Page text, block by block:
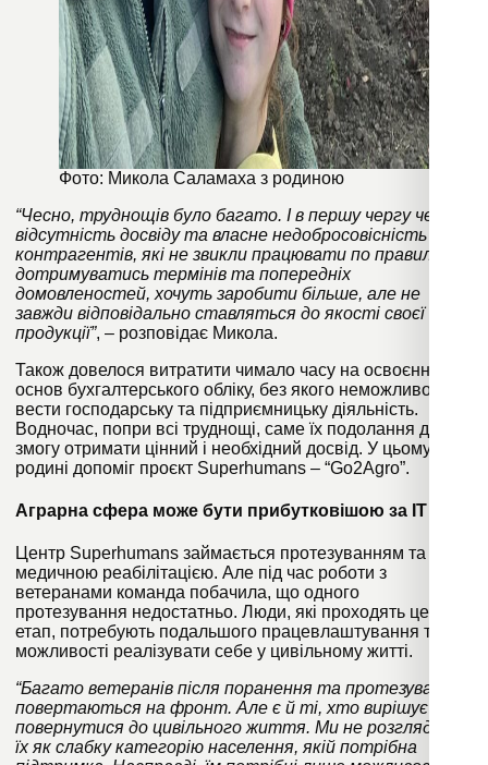
Фото: Микола Саламаха з родиною
“Чесно, труднощів було багато. І в першу чергу через
відсутність досвіду та власне недобросовісність
контрагентів, які не звикли працювати по правилах,
дотримуватись термінів та попередніх
домовленостей, хочуть заробити більше, але не
завжди відповідально ставляться до якості своєї
продукції”, – розповідає Микола.
Також довелося витратити чимало часу на освоєння
основ бухгалтерського обліку, без якого неможливо
вести господарську та підприємницьку діяльність.
Водночас, попри всі труднощі, саме їх подолання дало
змогу отримати цінний і необхідний досвід. У цьому
родині допоміг проєкт Superhumans – “Go2Agro”.
Аграрна сфера може бути прибутковішою за IT
Центр Superhumans займається протезуванням та
медичною реабілітацією. Але під час роботи з
ветеранами команда побачила, що одного
протезування недостатньо. Люди, які проходять цей
етап, потребують подальшого працевлаштування та
можливості реалізувати себе у цивільному житті.
“Багато ветеранів після поранення та протезування
повертаються на фронт. Але є й ті, хто вирішує
повернутися до цивільного життя. Ми не розглядаємо
їх як слабку категорію населення, якій потрібна